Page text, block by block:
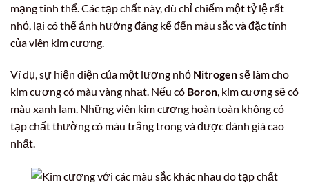
mạng tinh thể. Các tạp chất này, dù chỉ chiếm một tỷ lệ rất
nhỏ, lại có thể ảnh hưởng đáng kể đến màu sắc và đặc tính
của viên kim cương.
Ví dụ, sự hiện diện của một lượng nhỏ Nitrogensẽ làm cho
kim cương có màu vàng nhạt. Nếu có Boron, kim cương sẽ có
màu xanh lam. Những viên kim cương hoàn toàn không có
tạp chất thường có màu trắng trong và được đánh giá cao
nhất.